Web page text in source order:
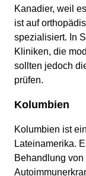
Kanadier, weil
ist auf
spezialisiert. In
Kliniken, die
sollten jedoch
prüfen.
Kolumbien
Kolumbien ist
Lateinamerika.
Behandlung